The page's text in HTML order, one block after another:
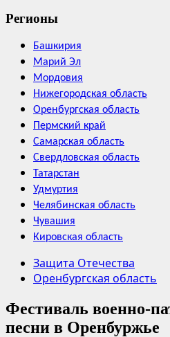
Регионы
Башкирия
Марий Эл
Мордовия
Нижегородская область
Оренбургская область
Пермский край
Самарская область
Свердловская область
Татарстан
Удмуртия
Челябинская область
Чувашия
Кировская область
Защита Отечества
Оренбургская область
Фестиваль военно-
песни в Оренбуржье